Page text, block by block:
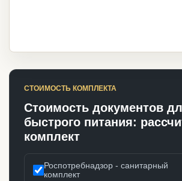
СТОИМОСТЬ КОМПЛЕКТА
Стоимость документов
быстрого питания:
комплект
Роспотребнадзор - санитарный
комплект